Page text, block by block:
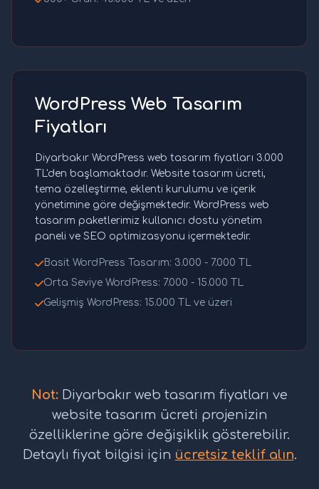
WordPress Web Tasarım
Fiyatları
Diyarbakır WordPress web tasarım fiyatları 3.000
TL'den başlamaktadır. Website tasarım ücreti,
tema özelleştirme, eklenti kurulumu ve içerik
yönetimine göre değişmektedir. WordPress web
tasarım paketlerimiz kullanıcı dostu yönetim
paneli ve SEO optimizasyonu içermektedir.
Basit WordPress Tasarım: 3.000 - 7.000 TL
Orta Seviye WordPress: 7.000 - 15.000 TL
Gelişmiş WordPress: 15.000 TL ve üzeri
Not: Diyarbakır web tasarım fiyatları ve
website tasarım ücreti projenizin
özelliklerine göre değişiklik gösterebilir.
Detaylı fiyat bilgisi için ücretsiz teklif alın.